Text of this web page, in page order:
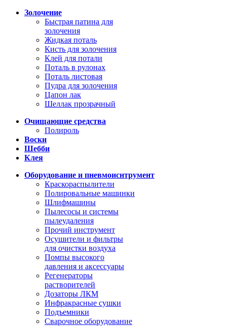
Золочение
Быстрая патина для
золочения
Жидкая поталь
Кисть для золочения
Клей для потали
Поталь в рулонах
Поталь листовая
Пудра для золочения
Цапон лак
Шеллак прозрачный
Очищающие средства
Полироль
Воски
Шебби
Клея
Оборудование и пневмоиснтрумент
Краскораспылители
Полировальные машинки
Шлифмашины
Пылесосы и системы
пылеудаления
Прочий инструмент
Осушители и фильтры
для очистки воздуха
Помпы высокого
давления и аксессуары
Регенераторы
растворителей
Дозаторы ЛКМ
Инфракрасные сушки
Подъемники
Сварочное оборудование